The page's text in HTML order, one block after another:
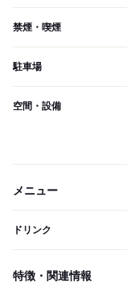
禁煙・喫煙
駐車場
空間・設備
メニュー
ドリンク
特徴・関連情報